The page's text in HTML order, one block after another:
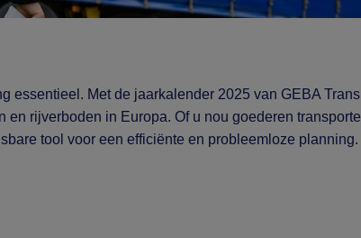
essentieel. Met de jaarkalender 2025 van GEBA Trans
rijverboden in Europa. Of u nou goederen
tool voor een efficiënte en probleemloze planning.